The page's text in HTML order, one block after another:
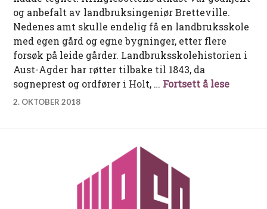
og anbefalt av landbruksingeniør Bretteville.
Nedenes amt skulle endelig få en landbruksskole
med egen gård og egne bygninger, etter flere
forsøk på leide gårder. Landbruksskolehistorien i
Aust-Agder har røtter tilbake til 1843, da
sogneprest og ordfører i Holt, … Fortsett å lese
2. OKTOBER 2018